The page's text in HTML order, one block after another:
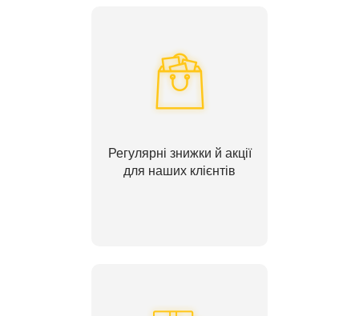
Регулярні знижки й акції
для наших клієнтів